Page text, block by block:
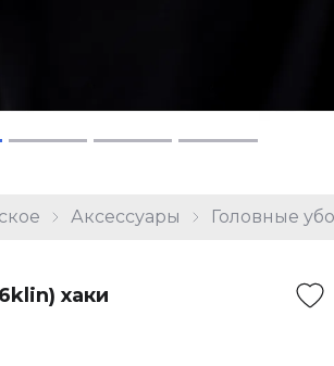
Аксессуары Головные
хаки